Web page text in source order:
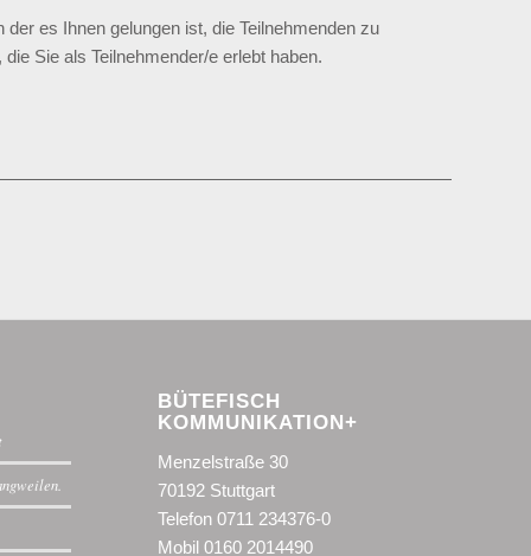
es Ihnen gelungen ist, die Teilnehmenden zu
Sie als Teilnehmender/e erlebt haben.
BÜTEFISCH
KOMMUNIKATION+
Menzelstraße 30
70192 Stuttgart
Telefon 0711 234376-0
Mobil 0160 2014490